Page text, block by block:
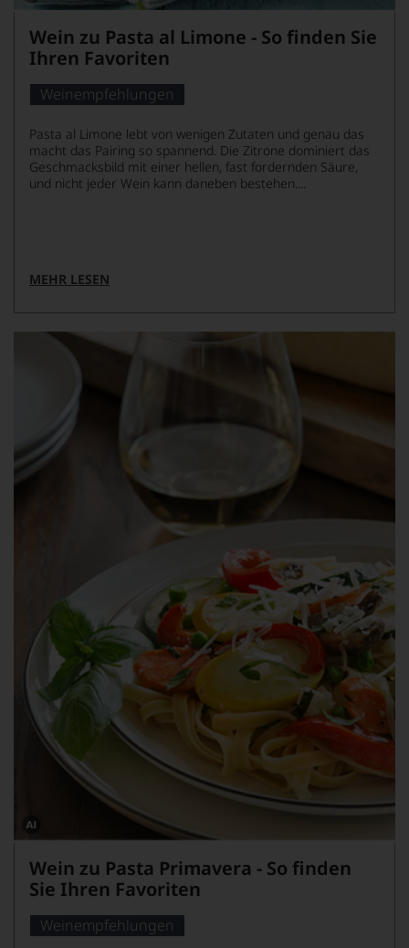
Dieses
Bild
wurde
mithilfe
von
verändert.
Wein zu Pasta al Limone - So finden Sie
Ihren Favoriten
Weinempfehlungen
Pasta al Limone lebt von wenigen Zutaten und genau das
macht das Pairing so spannend. Die Zitrone dominiert das
Geschmacksbild mit einer hellen, fast fordernden Säure,
und nicht jeder Wein kann daneben bestehen....
MEHR LESEN
Dieses
wurde
mithilfe
von
verändert.
Wein zu Pasta Primavera - So finden
Sie Ihren Favoriten
Weinempfehlungen